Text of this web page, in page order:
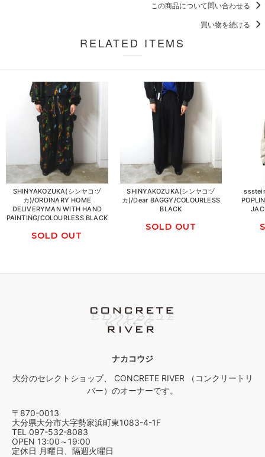
この商品について問い合わせる
買い物を続ける
RELATED ITEMS
SHINYAKOZUKA(シンヤコヅ
カ)/ORDINARY HOME
DELIVERYMAN WITH HAND
PAINTING/COLOURLESS BLACK
SOLD OUT
SHINYAKOZUKA(シンヤコヅ
カ)/Dear BAGGY/COLOURLESS
BLACK
SOLD OUT
ナカコウジ
大分のセレクトショップ、 CONCRETE RIVER （コンクリートリ
バー）のオーナーです。
〒870-0013
大分県大分市大字勢家浜町東1083-4-1F
TEL 097-532-8083
OPEN 13:00～19:00
定休日 月曜日、隔週火曜日